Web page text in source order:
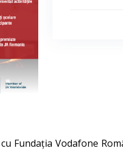
Fundația Vodafone